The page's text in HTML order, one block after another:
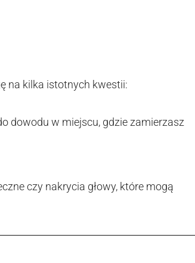
na kilka istotnych kwestii:
dowodu w miejscu, gdzie zamierzasz
czy nakrycia głowy, które mogą